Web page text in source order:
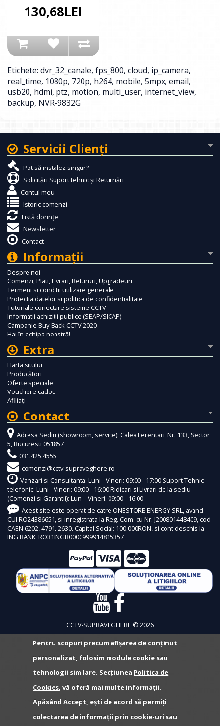
130,68LEI
Etichete: dvr_32_canale, fps_800, cloud, ip_camera,
real_time, 1080p, 720p, h264, mobile, 5mpx, email,
usb20, hdmi, ptz, motion, multi_user, internet_view,
backup, NVR-9832G
Servicii Clienţi
Pot să instalez singur?
Solicitări Suport tehnic și Returnări
Contul meu
Istoric comenzi
Listă dorințe
Newsletter
Contact
Informaţii
Despre noi
Comenzi, Plati, Livrari, Retururi, Upgradeuri
Termeni si conditii utilizare generale
Protectia datelor si politica de confidentialitate
Tutoriale conectare sisteme CCTV
Informatii achizitii publice (SEAP/SICAP)
Campanie Buy-Back CCTV 2020
Hai în echipa noastră!
Extra
Harta sitului
Producători
Oferte speciale
Vouchere cadou
Afiliaţi
Contact
Adresa Sediu (showroom, service): Calea Ferentari, Nr. 133, Sector
5, Bucuresti 051857
031.425.4555
comenzi@cctv-supraveghere.ro
Vanzari si Consultanta: Luni - Vineri: 09:00 - 17:00 Suport Tehnic
telefonic: Luni - Vineri: 09:00 - 16:00 Ridicari si Livrari de la sediu
(Comenzi si Garantii): Luni - Vineri: 09:00 - 16:00
Acest site este operat de catre ONESTORE ENERGY SRL, avand
CUI RO24386651, si inregistrata la Reg. Com. cu Nr. J200801448409, cod
CAEN 6202, 4791, 2630, Capital Social: 100.000RON, si cont deschis la
ING BANK: RO31INGB0000999914815357
CCTV-SUPRAVEGHERE © 2026
Pentru scopuri precum afișarea de conținut
personalizat, folosim module cookie sau
tehnologii similare. Secțiunea Politica de
Cookies, vă oferă mai multe informații.
Apăsând Accept, ești de acord să permiți
colectarea de informații prin cookie-uri sau